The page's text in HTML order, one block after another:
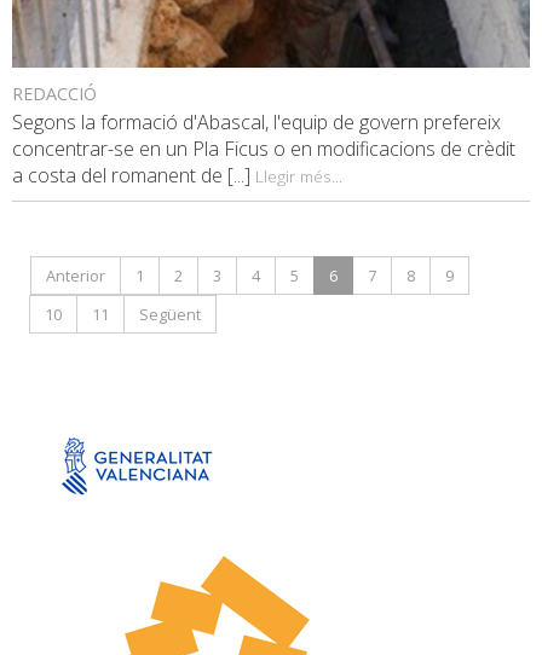
REDACCIÓ
Segons la formació d'Abascal, l'equip de govern prefereix
concentrar-se en un Pla Ficus o en modificacions de crèdit
a costa del romanent de [...] Llegir més...
Anterior 1 2 3 4 5 6 7 8
9
10
11 Següent